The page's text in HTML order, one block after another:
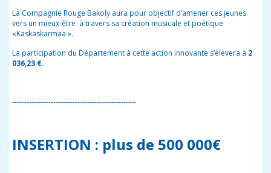
La Compagnie Rouge Bakoly aura pour objectif d’amener ces jeunes
vers un mieux-être à travers sa création musicale et poétique
«Kaskaskarmaa ».
La participation du Département à cette action innovante s’élèvera à 2
036,23 €.
---------------------------------------------------
INSERTION : plus de 500 000€